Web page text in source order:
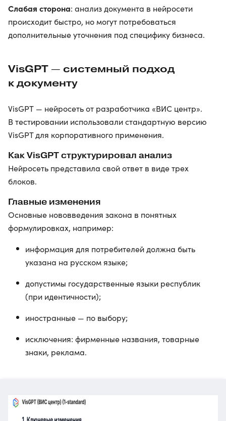
Слабая сторона: анализ документа в нейросети
происходит быстро, но могут потребоваться
дополнительные уточнения под специфику бизнеса.
VisGPT — системный подход
к документу
VisGPT — нейросеть от разработчика «ВИС центр».
В тестировании использовали стандартную версию
VisGPT для корпоративного применения.
Как VisGPT структурировал анализ
Нейросеть представила свой ответ в виде трех
блоков.
Главные изменения
Основные нововведения закона в понятных
формулировках, например:
информация для потребителей должна быть
указана на русском языке;
допустимы государственные языки республик
(при идентичности);
иностранные — по выбору;
исключения: фирменные названия, товарные
знаки, реклама.